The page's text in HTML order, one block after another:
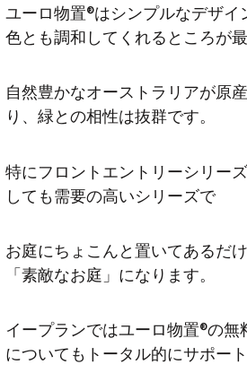
ユーロ物置®はシンプルなデザ
色とも調和してくれるところが
自然豊かなオーストラリアが原
り、緑との相性は抜群です。
特にフロントエントリーシリー
しても需要の高いシリーズで
お庭にちょこんと置いてあるだ
「素敵なお庭」になります。
イープランではユーロ物置®の
についてもトータル的にサポート